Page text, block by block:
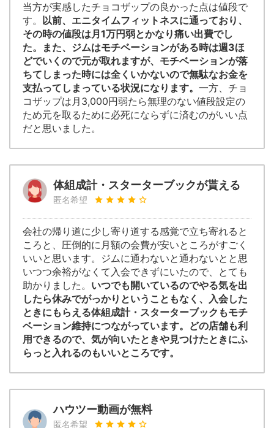
当方が実感したチョコザップの良かった点は値段で
す。 以前、エニタイムフィットネスに通っており、
その時の値段は月1万円弱とかなり痛い出費でし
た。また、ジムはモチベーションがある時は週3ほ
どでいくので元が取れますが、モチベーションが落
ちてしまった時には全くいかないので無駄なお金を
支払ってしまっている状況になります。 一方、チョ
コザップは月3,000円弱たら無理のない値段設定の
ため元を取るために必死にならずに済むのがいい点
だと思いました。
体組成計・スターターブックが貰える
匿名希望
会社の帰り道に少し寄り道する感覚で立ち寄れると
ころと、圧倒的に月額の会費が安いところがすごく
いいと思います。ジムに通わないと通わないとと思
いつつ余裕がなくて入会できずにいたので、とても
助かりました。 いつでも開いているのでやる気を出
したら休みでがっかりということもなく、入会した
ときにもらえる体組成計・スターターブックもモチ
ベーション維持につながっています。どの店舗も利
用できるので、気が向いたときや見つけたときにふ
らっと入れるのもいいところです。
ハウツー動画が無料
匿名希望